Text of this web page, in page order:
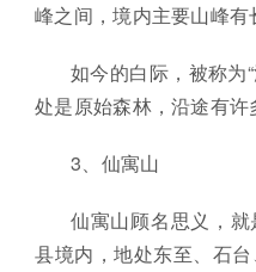
峰之间，境内主要山峰有
如今的白际，被称为
处是原始森林，沿途有许
3、仙寓山
仙寓山顾名思义，
县境内，地处东至、石